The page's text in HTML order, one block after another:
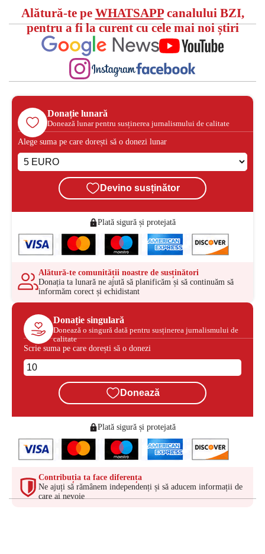
Alătură-te pe WHATSAPPcanalului BZI,
pentru a fi la curent cu cele mai noi știri
Donație lunară
Donează lunar pentru susținerea jurnalismului de calitate
Alege suma pe care dorești să o donezi lunar
Devino susținător
Plată sigură și protejată
Alătură-te comunității noastre de susținători
Donația ta lunară ne ajută să planificăm și să continuăm să
informăm corect și echidistant
Donație singulară
Donează o singură dată pentru susținerea jurnalismului de
calitate
Scrie suma pe care dorești să o donezi
Donează
Plată sigură și protejată
Contribuția ta face diferența
Ne ajuți să rămânem independenți și să aducem informații de
care ai nevoie